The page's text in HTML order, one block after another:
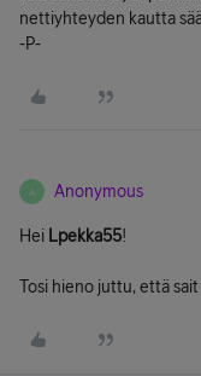
nettiyhteyden kautta
-P-
A Anonymous
Hei Lpekka55!
Tosi hieno juttu, että